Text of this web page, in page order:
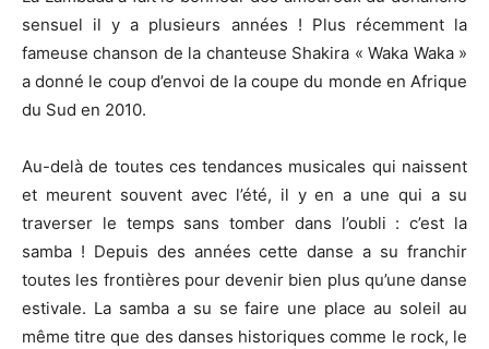
sensuel il y a plusieurs années ! Plus récemment la
fameuse chanson de la chanteuse Shakira « Waka Waka »
a donné le coup d’envoi de la coupe du monde en Afrique
du Sud en 2010.
Au-delà de toutes ces tendances musicales qui naissent
et meurent souvent avec l’été, il y en a une qui a su
traverser le temps sans tomber dans l’oubli : c’est la
samba ! Depuis des années cette danse a su franchir
toutes les frontières pour devenir bien plus qu’une danse
estivale. La samba a su se faire une place au soleil au
même titre que des danses historiques comme le rock, le